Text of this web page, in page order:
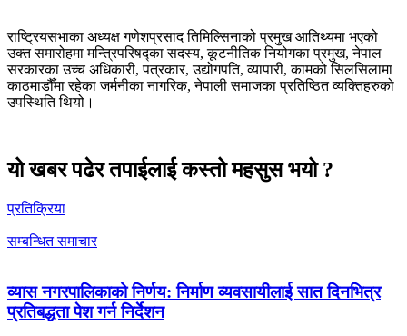
राष्ट्रियसभाका अध्यक्ष गणेशप्रसाद तिमिल्सिनाको प्रमुख आतिथ्यमा भएको
उक्त समारोहमा मन्त्रिपरिषद्का सदस्य, कूटनीतिक नियोगका प्रमुख, नेपाल
सरकारका उच्च अधिकारी, पत्रकार, उद्योगपति, व्यापारी, कामको सिलसिलामा
काठमाडौँमा रहेका जर्मनीका नागरिक, नेपाली समाजका प्रतिष्ठित व्यक्तिहरुको
उपस्थिति थियो।
यो खबर पढेर तपाईलाई कस्तो महसुस भयो ?
प्रतिक्रिया
सम्बन्धित समाचार
व्यास नगरपालिकाको निर्णय: निर्माण व्यवसायीलाई सात दिनभित्र
प्रतिबद्धता पेश गर्न निर्देशन